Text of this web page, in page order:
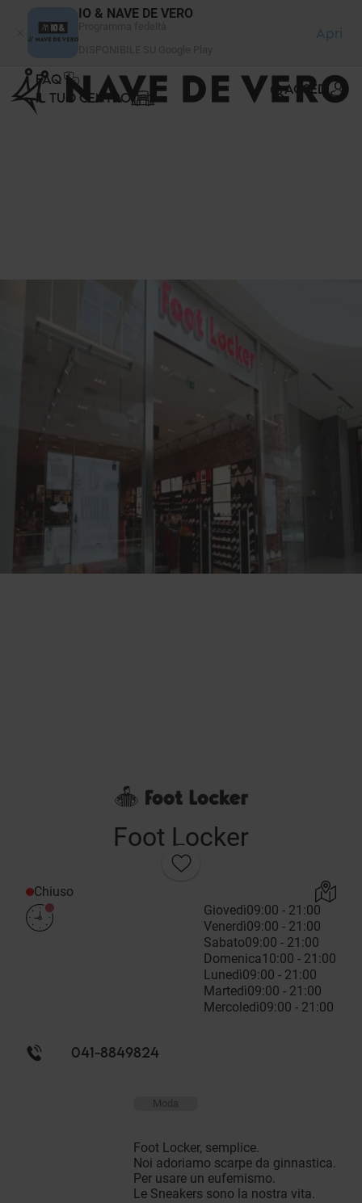
IO & NAVE DE VERO
Apri
FAQ
IL TUO CENTRO
ACCEDI
Foot Locker
Chiuso
Giovedì09:00 - 21:00
Venerdì09:00 - 21:00
Sabato09:00 - 21:00
Domenica10:00 - 21:00
Lunedì09:00 - 21:00
Martedì09:00 - 21:00
Mercoledì09:00 - 21:00
041-8849824
Moda
Foot Locker, semplice.
Noi adoriamo scarpe da ginnastica.
Per usare un eufemismo.
Le Sneakers sono la nostra vita.
Pannello di gestione dei cookies